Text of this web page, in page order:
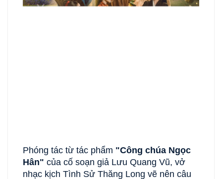
Phóng tác từ tác phẩm "Công chúa Ngọc
Hân" của cố soạn giả Lưu Quang Vũ, vở
nhạc kịch Tình Sử Thăng Long vẽ nên câu